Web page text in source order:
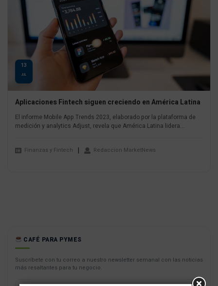
13
JUL
Aplicaciones Fintech siguen creciendo en América Latina
El informe Mobile App Trends 2023, elaborado por la plataforma de
medición y analytics Adjust, revela que América Latina lidera...
Finanzas y Fintech Redaccion MarketNews
CAFÉ PARA PYMES
Suscríbete con tu correo a nuestro newsletter semanal con las noticias
más resaltantes para tu negocio.